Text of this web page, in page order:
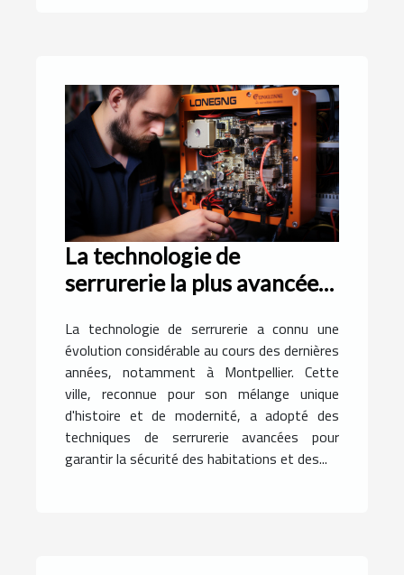
La technologie de
serrurerie la plus avancée
La technologie de serrurerie a connu une
évolution considérable au cours des dernières
années, notamment à Montpellier. Cette
ville, reconnue pour son mélange unique
d'histoire et de modernité, a adopté des
techniques de serrurerie avancées pour
garantir la sécurité des habitations et des...